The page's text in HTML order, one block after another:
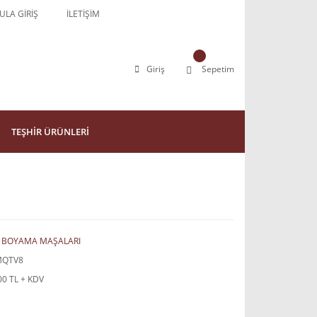
GİRİŞ İLETİŞİM
Giriş Sepetim
TEŞHİR ÜRÜNLERİ
MAŞALARI
TL + KDV